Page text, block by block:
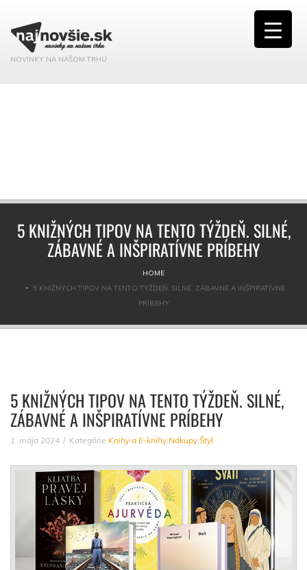
NOVINKY NA NAŠOM TRHU
5 KNIŽNÝCH TIPOV NA TENTO TÝŽDEŇ. SILNÉ,
ZÁBAVNÉ A INŠPIRATÍVNE PRÍBEHY
HOME
5 KNIŽNÝCH TIPOV NA TENTO TÝŽDEŇ. SILNÉ, ZÁBAVNÉ A INŠPIRATÍVNE
PRÍBEHY
5 KNIŽNÝCH TIPOV NA TENTO TÝŽDEŇ. SILNÉ,
ZÁBAVNÉ A INŠPIRATÍVNE PRÍBEHY
1. mája 2024 Kategórie Knihy a E-knihy,Nákupy,Štýl